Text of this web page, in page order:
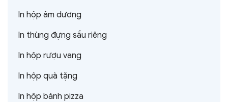
In hộp âm dương
In thùng đựng sầu riêng
In hộp rượu vang
In hộp quà tặng
In hộp bánh pizza